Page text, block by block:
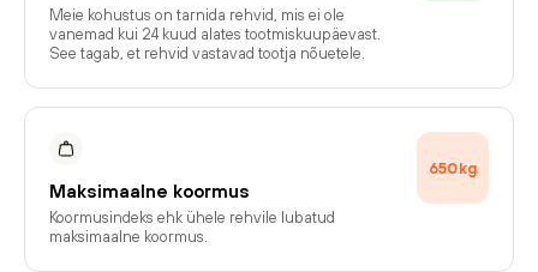
Meie kohustus on tarnida rehvid, mis ei ole
vanemad kui 24 kuud alates tootmiskuupäevast.
See tagab, et rehvid vastavad tootja nõuetele.
Maksimaalne koormus
Koormusindeks ehk ühele rehvile lubatud
maksimaalne koormus.
650kg